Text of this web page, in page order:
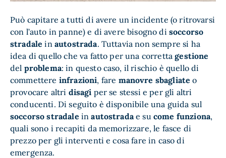
Può capitare a tutti di avere un incidente (o ritrovarsi
con l’auto in panne) e di avere bisogno di soccorso
stradale in autostrada. Tuttavia non sempre si ha
idea di quello che va fatto per una correttagestione
del problema: in questo caso, il rischio è quello di
commettere infrazioni, fare manovre sbagliate o
provocare altri disagi per se stessi e per gli altri
conducenti. Di seguito è disponibile una guida sul
soccorso stradale inautostradae su come funziona,
quali sono i recapiti da memorizzare, le fasce di
prezzo per gli interventi e cosa fare in caso di
emergenza.